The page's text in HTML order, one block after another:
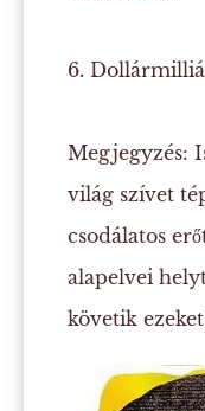
6.
Megjegyzés:
világ szívet
csodálatos
alapelvei
követik